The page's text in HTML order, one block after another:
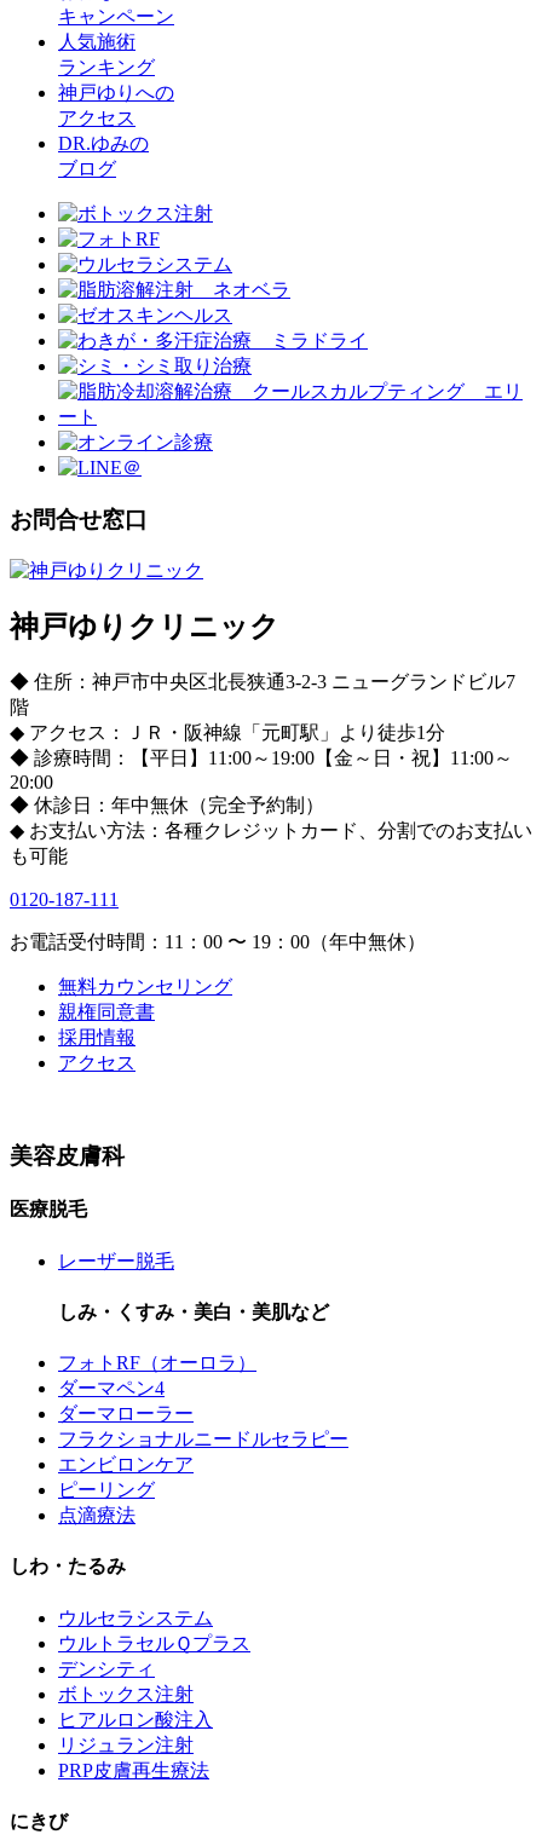
キャンペーン
人気施術
ランキング
神戸ゆりへの
アクセス
DR.ゆみの
ブログ
お問合せ窓口
神戸ゆりクリニック
◆ 住所：神戸市中央区北長狭通3-2-3 ニューグランドビル7
階
◆ アクセス：ＪＲ・阪神線「元町駅」より徒歩1分
◆ 診療時間：【平日】11:00～19:00【金～日・祝】11:00～
20:00
◆ 休診日：年中無休（完全予約制）
◆ お支払い方法：各種クレジットカード、分割でのお支払い
も可能
0120-187-111
お電話受付時間：11：00 〜 19：00（年中無休）
無料カウンセリング
親権同意書
採用情報
アクセス
美容皮膚科
医療脱毛
レーザー脱毛
しみ・くすみ・美白・美肌など
フォトRF（オーロラ）
ダーマペン4
ダーマローラー
フラクショナルニードルセラピー
エンビロンケア
ピーリング
点滴療法
しわ・たるみ
ウルセラシステム
ウルトラセルＱプラス
デンシティ
ボトックス注射
ヒアルロン酸注入
リジュラン注射
PRP皮膚再生療法
にきび